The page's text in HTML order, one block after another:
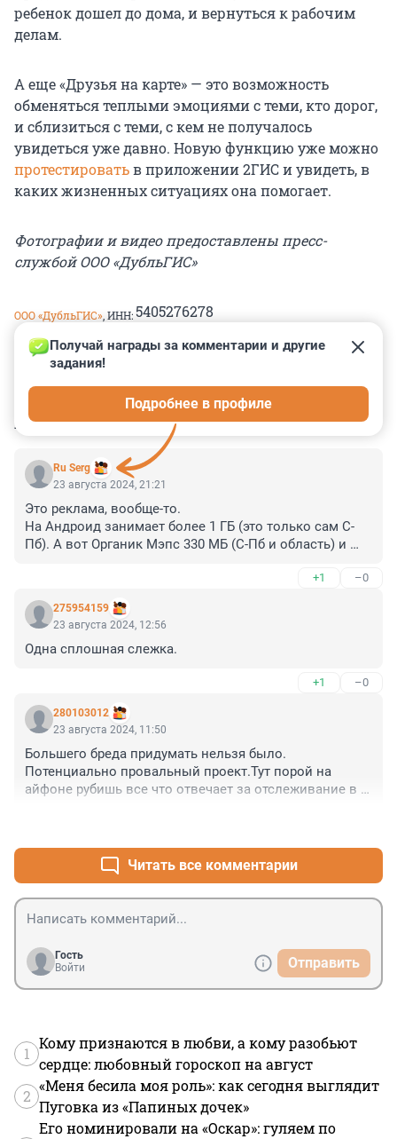
ребенок дошел до дома, и вернуться к рабочим
делам.
А еще «Друзья на карте» — это возможность
обменяться теплыми эмоциями с теми, кто дорог,
и сблизиться с теми, с кем не получалось
увидеться уже давно. Новую функцию уже можно
протестироватьв приложении 2ГИС и увидеть, в
каких жизненных ситуациях она помогает.
Фотографии и видео предоставлены пресс-
службой ООО «ДубльГИС»
ООО «ДубльГИС», ИНН:5405276278
Реклама.
КОММЕНТАРИИ 7
Ru Serg
Получай награды за комментарии и другие
задания!
Подробнее в профиле
23 августа 2024, 21:21
Это реклама, вообще-то.
На Андроид занимает более 1 ГБ (это только сам С-
Пб). А вот Органик Мэпс 330 МБ (С-Пб и область) и
связи - сколько заблудившихся людей уже спасатели
выводили из леса...
Есть ещё ЯндексКарты (350 МБ).
+1 –0
275954159
23 августа 2024, 12:56
Одна сплошная слежка.
+1 –0
280103012
23 августа 2024, 11:50
Большего бреда придумать нельзя было.
Потенциально провальный проект.Тут порой на
айфоне рубишь все что отвечает за отслеживание в
здравом уме, в нашем современном мире
переполнином бестолковой рекламой ненужных
товаров, цензурой, мошенниками, будет
транслировать своим перемещения компании
агрегатору рекламных площадок 24/7 ?
Порой проекты от 2гис мне напоминают
распиливание денег инвесторов на заранее
пользователей и отчитаться перед инвесторами.
Читать все комментарии
Гость
Войти
Отправить
1
Кому признаются в любви, а кому разобьют
сердце: любовный гороскоп на август
2
«Меня бесила моя роль»: как сегодня выглядит
Пуговка из «Папиных дочек»
Его номинировали на «Оскар»: гуляем по